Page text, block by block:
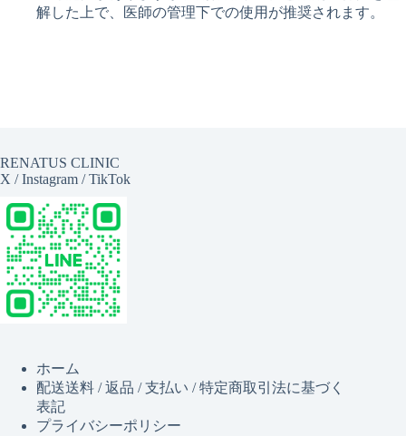
解した上で、医師の管理下での使用が推奨されます。
RENATUS CLINIC
X /Instagram /TikTok
ホーム
配送送料 / 返品 / 支払い / 特定商取引法に基づく
表記
プライバシーポリシー